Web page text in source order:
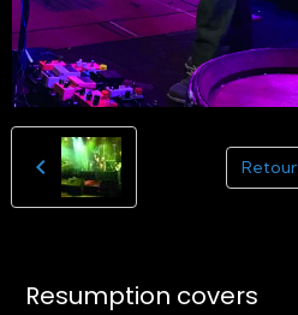
Retour
Resumption covers